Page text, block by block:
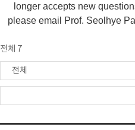
longer accepts new
please email Prof. Seolhye
전체 7